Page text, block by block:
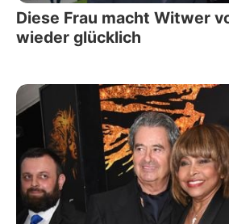
Diese Frau macht Witwer
wieder glücklich